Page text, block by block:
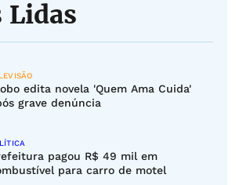
Lidas
edita novela 'Quem Ama Cuida'
grave denúncia
pagou R$ 49 mil em
para carro de motel